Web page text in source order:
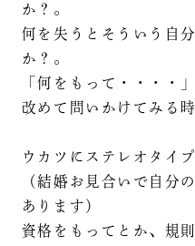
か？。
何を失うとそういう自
か？。
「何をもって・・・・
改めて問いかけてみる
ウカツにステレオタイ
（結婚お見合いで自分
あります）
資格をもってとか、規